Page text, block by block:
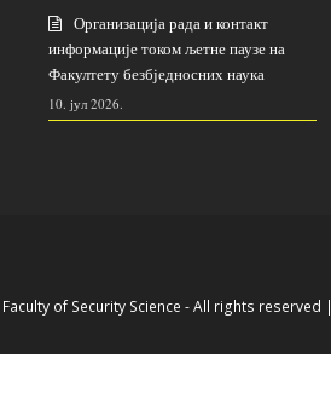
Организација рада и контакт
информације током љетне паузе на
Факултету безбједносних наука
10. јул 2026.
of Security Science - All rights reserved |